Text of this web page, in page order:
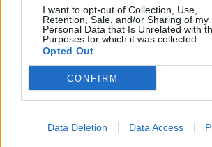
I want to opt-out of Collection, Use,
Retention, Sale, and/or Sharing of my
Personal Data that Is Unrelated with
Purposes for which it was collected.
Opted Out
CONFIRM
Data Deletion Data Access
ΣΤΗΝ ΙΔΙΑ ΚΑΤΗΓΟΡΙΑ
Ατύχημα για τον
δυνατός»
Ο ηθοποιός και